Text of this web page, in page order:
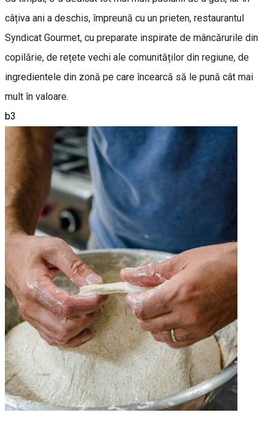
câțiva ani a deschis, împreună cu un prieten, restaurantul
Syndicat Gourmet, cu preparate inspirate de mâncărurile din
copilărie, de rețete vechi ale comunităților din regiune, de
ingredientele din zonă pe care încearcă să le pună cât mai
mult în valoare.
b3